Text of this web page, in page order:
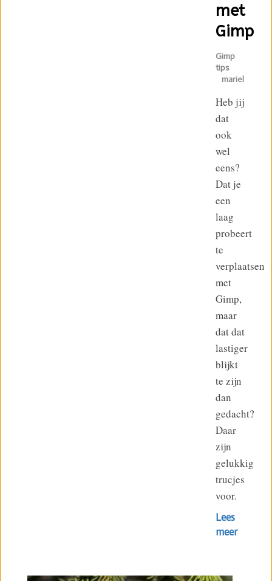
met
Gimp
Gimp
tips
mariel
Heb jij
dat
ook
wel
eens?
Dat je
een
laag
probeert
te
verplaatsen
met
Gimp,
maar
dat dat
lastiger
blijkt
te zijn
dan
gedacht?
Daar
zijn
gelukkig
trucjes
voor.
Lees
meer